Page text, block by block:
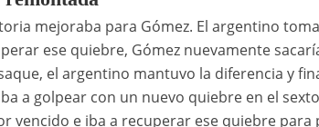
mejoraba para Gómez. El argentino
ese quiebre, Gómez nuevamente
el argentino mantuvo la diferencia y
a golpear con un nuevo quiebre en el
vencido e iba a recuperar ese quiebre para